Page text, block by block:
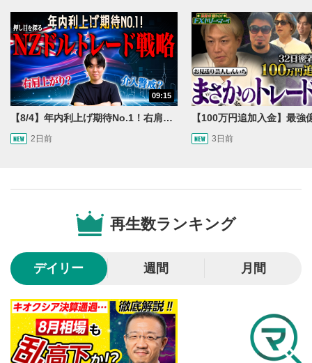
共有
SNSやメールなどで動画を共有・シェアすることがで
きます。
スマートフォンで視聴の場合は動画再生エリア右上のメニュ
ー内にあります。
5
シークバー
再生位置を示しています。再生したい位置をクリック
するとその位置から動画が再生されます。
スライダーを上下すると音量が調整できます。
スマートフォンで視聴の場合は端末の音量調節ボタンを利用
してください。
字幕設定
クリックすると字幕を付けることができます。
字幕は自動生成です。
スマートフォンで視聴の場合は画面右下の設定(歯車マーク)
より選択できます。
9
再生速度/画質の設定
09:15
【8/4】年内利上げ期待No.1！右肩上がりNZドル/円のトレード戦略【世界情勢からみるFXトレンド通貨ペア】
2日前 3日前
再生数ランキング
デイリー 週間 月間